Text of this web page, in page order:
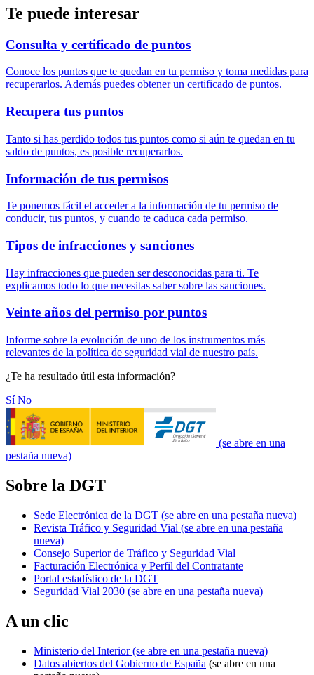
Te puede interesar
Consulta y certificado de puntos
Conoce los puntos que te quedan en tu permiso y toma medidas para
recuperarlos. Además puedes obtener un certificado de puntos.
Recupera tus puntos
Tanto si has perdido todos tus puntos como si aún te quedan en tu
saldo de puntos, es posible recuperarlos.
Información de tus permisos
Te ponemos fácil el acceder a la información de tu permiso de
conducir, tus puntos, y cuando te caduca cada permiso.
Tipos de infracciones y sanciones
Hay infracciones que pueden ser desconocidas para ti. Te
explicamos todo lo que necesitas saber sobre las sanciones.
Veinte años del permiso por puntos
Informe sobre la evolución de uno de los instrumentos más
relevantes de la política de seguridad vial de nuestro país.
¿Te ha resultado útil esta información?
SíNo
(se abre en una
pestaña nueva)
Sobre la DGT
Sede Electrónica de la DGT (se abre en una pestaña nueva)
Revista Tráfico y Seguridad Vial (se abre en una pestaña
nueva)
Consejo Superior de Tráfico y Seguridad Vial
Facturación Electrónica y Perfil del Contratante
Portal estadístico de la DGT
Seguridad Vial 2030 (se abre en una pestaña nueva)
A un clic
Ministerio del Interior(se abre en una pestaña nueva)
Datos abiertos del Gobierno de España (se abre en una